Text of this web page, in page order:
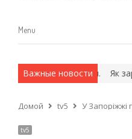
Menu
Menu
Важные новости
и армейские методы. Як
Домой tv5 У Запоріжжі
tv5